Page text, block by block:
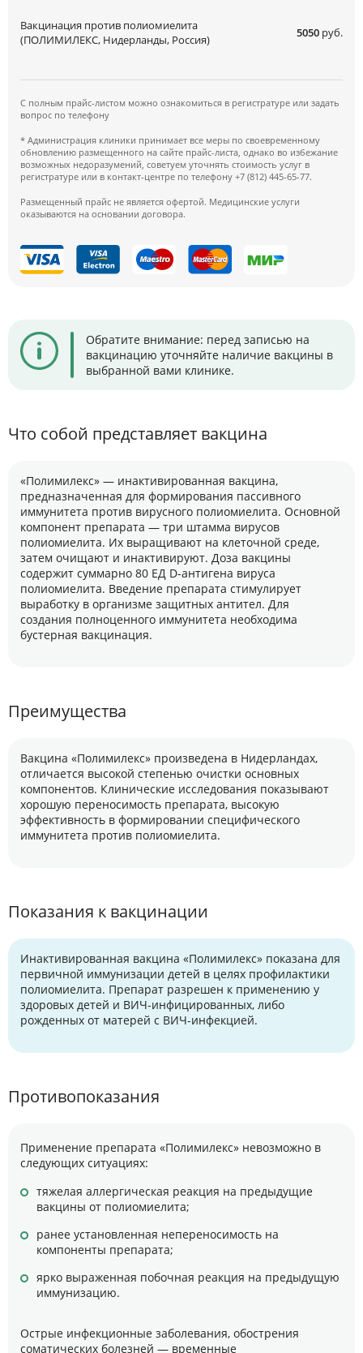
Вакцинация против полиомиелита
(ПОЛИМИЛЕКС, Нидерланды, Россия)
5050 руб.
С полным прайс-листом можно ознакомиться в регистратуре или задать
вопрос по телефону
* Администрация клиники принимает все меры по своевременному
обновлению размещенного на сайте прайс-листа, однако во избежание
возможных недоразумений, советуем уточнять стоимость услуг в
регистратуре или в контакт-центре по телефону +7 (812) 445-65-77.
Размещенный прайс не является офертой. Медицинские услуги
оказываются на основании договора.
Обратите внимание: перед записью на
вакцинацию уточняйте наличие вакцины в
выбранной вами клинике.
Что собой представляет вакцина
«Полимилекс» — инактивированная вакцина,
предназначенная для формирования пассивного
иммунитета против вирусного полиомиелита. Основной
компонент препарата — три штамма вирусов
полиомиелита. Их выращивают на клеточной среде,
затем очищают и инактивируют. Доза вакцины
содержит суммарно 80 ЕД D-антигена вируса
полиомиелита. Введение препарата стимулирует
выработку в организме защитных антител. Для
создания полноценного иммунитета необходима
бустерная вакцинация.
Преимущества
Вакцина «Полимилекс» произведена в Нидерландах,
отличается высокой степенью очистки основных
компонентов. Клинические исследования показывают
хорошую переносимость препарата, высокую
эффективность в формировании специфического
иммунитета против полиомиелита.
Показания к вакцинации
Инактивированная вакцина «Полимилекс» показана для
первичной иммунизации детей в целях профилактики
полиомиелита. Препарат разрешен к применению у
здоровых детей и ВИЧ-инфицированных, либо
рожденных от матерей с ВИЧ-инфекцией.
Противопоказания
Применение препарата «Полимилекс» невозможно в
следующих ситуациях:
тяжелая аллергическая реакция на предыдущие
вакцины от полиомиелита;
ранее установленная непереносимость на
компоненты препарата;
ярко выраженная побочная реакция на предыдущую
иммунизацию.
Острые инфекционные заболевания, обострения
соматических болезней — временные